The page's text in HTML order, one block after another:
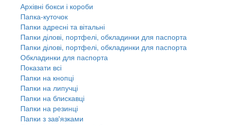
Архівні бокси і короби
Папка-куточок
Папки адресні та вітальні
Папки ділові, портфелі, обкладинки для паспорта
Папки ділові, портфелі, обкладинки для паспорта
Обкладинки для паспорта
Показати всі
Папки на кнопці
Папки на липучці
Папки на блискавці
Папки на резинці
Папки з зав'язками